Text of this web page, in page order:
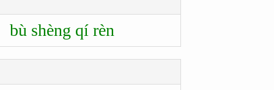
bù shèng qí rèn